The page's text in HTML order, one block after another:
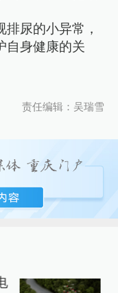
尿的小异常，
自身健康的关
责任编辑：吴瑞雪